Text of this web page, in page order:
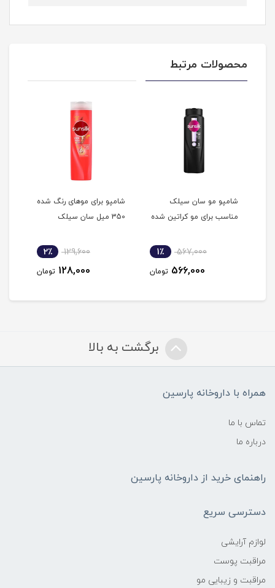
محصولات مرتبط
شامپو مو سان سیلک
مناسب برای مو کراتین شده
567,000 1٪
566,000 تومان
شامپو برای موهای رنگ شده
350 میل سان سیلک
129,600 2٪
128,000 تومان
برگشت به بالا
همراه با داروخانه پارسین
تماس با ما
درباره ما
راهنمای خرید از داروخانه پارسین
دسترسی سریع
لوازم آرایشی
مراقبت پوست
مراقبت و زیبایی مو